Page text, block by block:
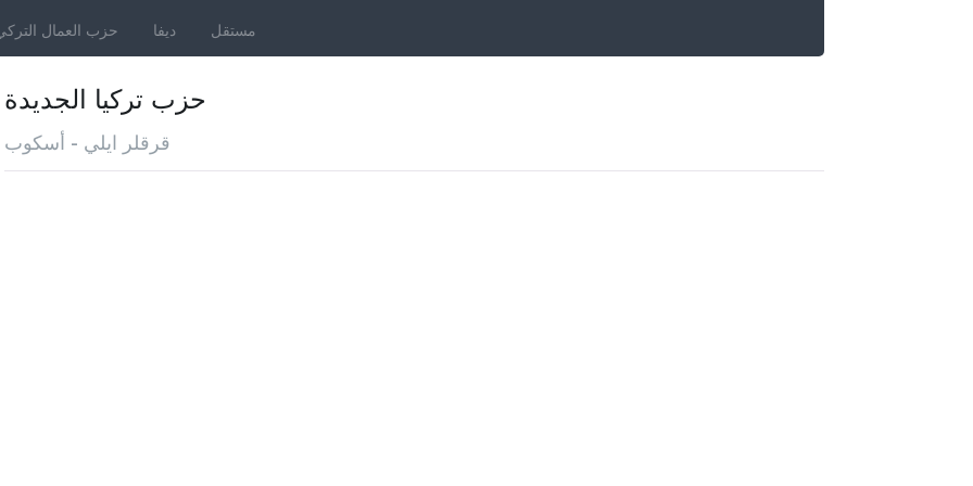
حزب العمال ديفا مستقل
حزب تركيا الجديدة
قرقلر ايلي - أسكوب